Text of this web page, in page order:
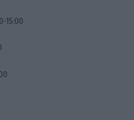
15:00